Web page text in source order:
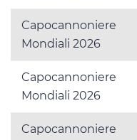
Capocannoniere
Mondiali 2026
Capocannoniere
Mondiali 2026
Capocannoniere